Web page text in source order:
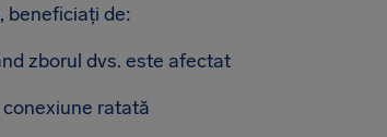
beneficiați de:
zborul dvs. este afectat
ratată